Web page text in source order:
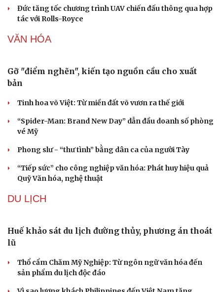
Sân khấu - Điện ảnh
Văn học
Di sản
Nghệ sĩ
Đức tăng tốc chương trình UAV chiến đấu thông qua hợp
tác với Rolls-Royce
VĂN HÓA
Gỡ "điểm nghẽn", kiến tạo nguồn cầu cho xuất
bản
Tinh hoa võ Việt: Từ miền đất võ vươn ra thế giới
“Spider-Man: Brand New Day” dẫn đầu doanh số phòng
vé Mỹ
Phong slư - “thư tình” bằng dân ca của người Tày
“Tiếp sức” cho công nghiệp văn hóa: Phát huy hiệu quả
Quỹ Văn hóa, nghệ thuật
DU LỊCH
Huế khảo sát du lịch đường thủy, phương án thoát
lũ
Thổ cẩm Chăm Mỹ Nghiệp: Từ ngôn ngữ văn hóa đến
sản phẩm du lịch độc đáo